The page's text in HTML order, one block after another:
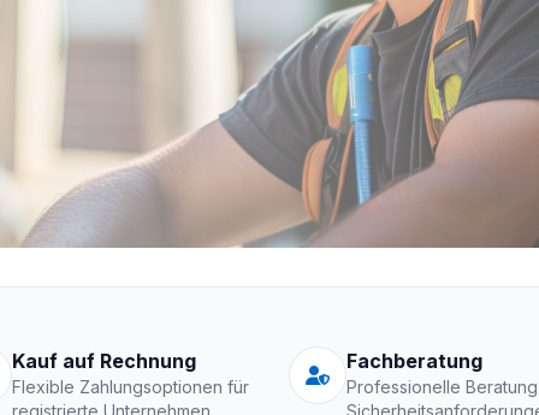
Kauf auf Rechnung
Flexible Zahlungsoptionen für
Fachberatung
Professionelle